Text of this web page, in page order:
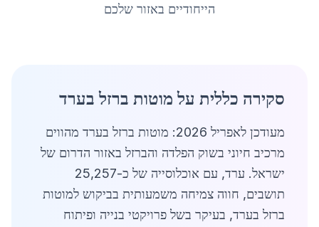
הייחודיים באזור שלכם
סקירה כללית על מוטות ברזל בערד
מעודכן לאפריל 2026: מוטות ברזל בערד מהווים
מרכיב חיוני בשוק הפלדה והברזל באזור הדרום של
ישראל. ערד, עם אוכלוסייה של כ-25,257
תושבים, חווה צמיחה משמעותית בביקוש למוטות
ברזל בערד, בעיקר בשל פרויקטי בנייה ופיתוח